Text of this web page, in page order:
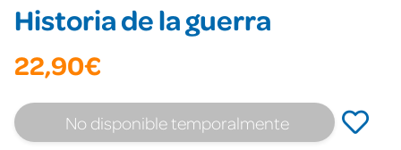
Historia de la guerra
22,90€
No disponible temporalmente